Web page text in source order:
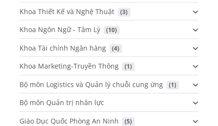
Khoa Thiết Kế và Nghệ Thuật (3)
Khoa Ngôn Ngữ - Tâm Lý (10)
Khoa Tài chính Ngân hàng (4)
Khoa Marketing-Truyền Thông (1)
Bộ môn Logistics và Quản lý chuỗi cung ứng (1)
Bộ môn Quản trị nhân lực
Giáo Dục Quốc Phòng An Ninh
(5)